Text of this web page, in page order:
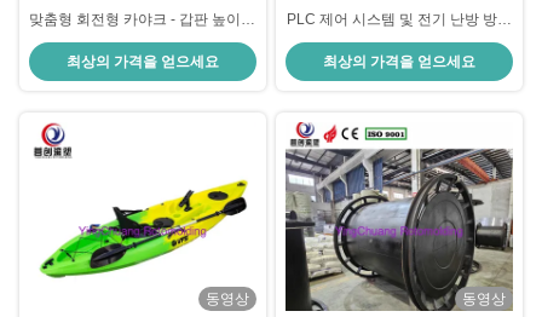
맞춤형 회전형 카야크 - 갑판 높이는
맞춤형 될 수 있습니다
최상의 가격을 얻으세요
PLC 제어 시스템 및 전기 난방 방법
과 함께 회전형 폼링 장비
최상의 가격을 얻으세요
동영상
동영상